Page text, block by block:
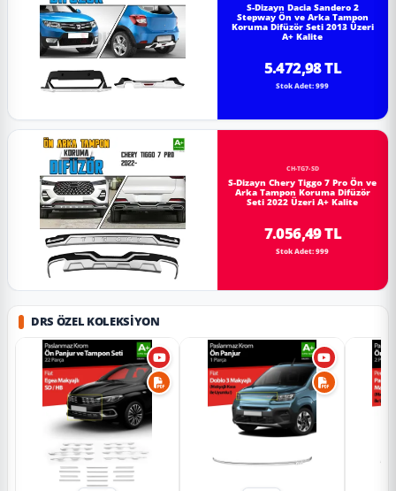
S-Dizayn Dacia Sandero 2
Stepway Ön ve Arka Tampon
Koruma Difüzör Seti 2013 Üzeri
A+ Kalite
5.472,98 TL
Stok Adet: 999
CH-TG7-SD
S-Dizayn Chery Tiggo 7 Pro Ön ve
Arka Tampon Koruma Difüzör
Seti 2022 Üzeri A+ Kalite
7.056,49 TL
Stok Adet: 999
DRS ÖZEL KOLEKSIYON